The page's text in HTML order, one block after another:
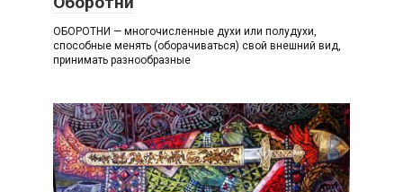
ОБОРОТНИ — многочисленные духи или полудухи,
способные менять (оборачиваться) свой внешний вид,
принимать разнообразные